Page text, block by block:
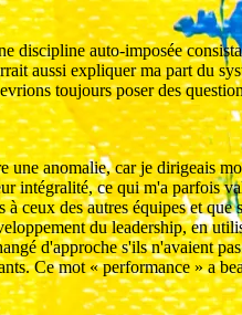
discipline auto-imposée
aussi expliquer ma part du
toujours poser des
une anomalie, car je dirigeais
intégralité, ce qui m'a parfois
ceux des autres équipes et que
du leadership, en
d'approche s'ils n'avaient
Ce mot « performance » a